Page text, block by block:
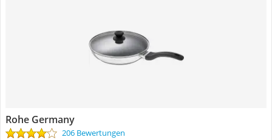
Rohe Germany
206 Bewertungen